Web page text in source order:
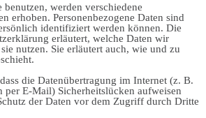
benutzen, werden verschiedene
erhoben. Personenbezogene Daten sind
identifiziert werden können. Die
erläutert, welche Daten wir
nutzen. Sie erläutert auch, wie und zu
die Datenübertragung im Internet (z. B.
E-Mail) Sicherheitslücken aufweisen
der Daten vor dem Zugriff durch Dritte